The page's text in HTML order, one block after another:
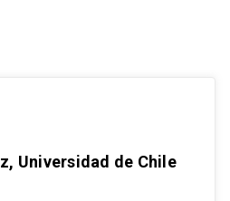
Universidad de Chile